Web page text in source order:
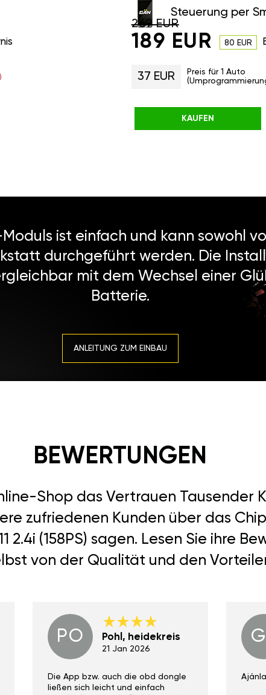
Steuerung per
269 EUR
189 EUR 80 EUR
37 EUR
Preis für 1 Auto
KAUFEN
ist einfach und kann sowohl
durchgeführt werden. Die
mit dem Wechsel einer
Batterie.
ANLEITUNG ZUM EINBAU
BEWERTUNGEN
Shop das Vertrauen Tausender
zufriedenen Kunden über das
2.4i (158PS) sagen. Lesen Sie ihre
von der Qualität und den
PO Pohl, heidekreis
21 Jan 2026
Die App bzw. auch die obd dongle
ließen sich leicht und einfach